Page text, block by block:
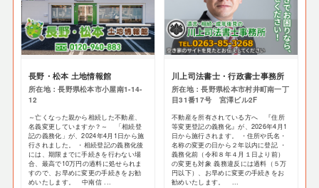
長野・松本 土地情報館
所在地：長野県松本市小屋南1-14-
12
～亡くなった親から相続した不動産、
名義変更していますか？～ 「相続登
記の義務化」が、2024年4月1日から施
行されました。 ・相続登記の義務化後
には、期限までに手続きを行わない場
合、最高で10万円の過料に処せられま
すので、お早めに変更の手続きをお勧
めいたします。 中南信 ...
川上司法書士・行政書士事務所
所在地：長野県松本市村井町南一丁
目31番17号 宮澤ビル2F
不動産を所有されている方へ 『住所
等変更登記の義務化』が、2026年4月1
日から施行されます。 ・住所や氏名・
名称の変更の日から２年以内に登記 ・
義務化前（令和８年４月１日より前）
の変更も対象 義務違反には過料（５万
円以下）、お早めに変更の手続きをお
勧めいたします。 ...